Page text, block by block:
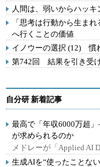
人間は、弱いからハッ
「思考は行動から生ま
へ行くことの価値
イノウーの選択 (12) 慣
第742回 結果を引き受
自分研 新着記事
最高で「年収6000万超
が求められるのか
メドレーが「Applied AI
生成AIを“使ったことな